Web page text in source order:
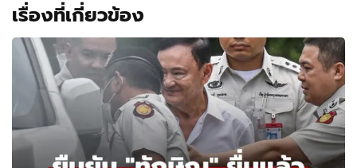
เรื่องที่เกี่ยวข้อง